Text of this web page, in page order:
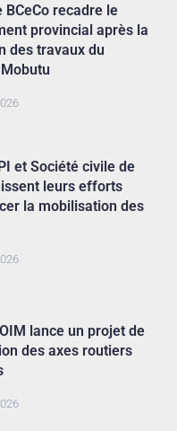
BCeCo recadre le
provincial après la
des travaux du
et Société civile de
leurs efforts
la mobilisation des
lance un projet de
des axes routiers